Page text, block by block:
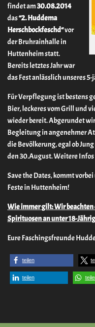
findet am30.08.2014
das“2. Huddema
Herschbockfeschd“vor
der Bruhrainhalle in
Huttenheim statt.
Bereits letztes Jahr war
das Fest anlässlich unseres
Für Verpflegung ist bestens
Bier, leckeres vom Grill und
wieder bereit. Abgerundet
Begleitung in angenehmer
die Bevölkerung, egal ob
den 30.August. Weitere
Save the Dates, kommt
Feste in Huttenheim!
Wie immer gilt: Wir beachten
Spirituosen an unter 18-
Eure Faschingsfreunde
teilen
teilen